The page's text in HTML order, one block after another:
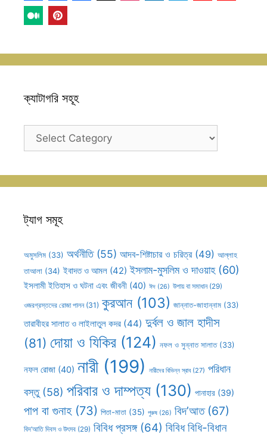
ক্যাটাগরি সহূহ
ক্যাটাগরি
ট্যাগ সমূহ
অমুসলিম (33) অর্থনীতি(55) আদব-শিষ্টাচার ও চরিত্র(49) আল্লাহ
তাআলা (34) ইবাদত ও আমল (42) ইসলাম-মুসলিম ও দাওয়াহ(60)
ইসলামী ইতিহাস ও ঘটনা এবং জীবনী (40) ঈদ (26) উপায় বা সমাধান(29)
ওজরগ্রস্তদের রোজা পালন(31) কুরআন(103) জান্নাত-জাহান্নাম (33)
তারাবীহর সালাত ও লাইলাতুল কদর (44) দুর্বল ও জাল হাদীস
(81) দোয়া ও যিকির (124) নফল ও সুন্নাত সালাত(33)
নফল রোজা (40) নারী(199) নারীদের বিভিন্ন স্রাব(27) পরিধান
বস্তু(58) পরিবার ও দাম্পত্য (130) পানাহার (39)
পাপ বা গুনাহ(73) পিতা-মাতা (35) পুরুষ (26) বিদ’আত(67)
বিদ’আতি দিবস ও উৎসব (29) বিবিধ প্রসঙ্গ(64) বিবিধ বিধি-বিধান